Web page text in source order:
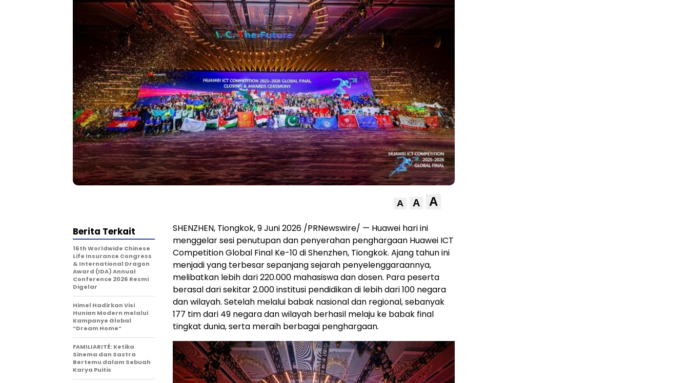
A A A
SHENZHEN, Tiongkok, 9 Juni 2026 /PRNewswire/ — Huawei hari ini
menggelar sesi penutupan dan penyerahan penghargaan Huawei ICT
Competition Global Final Ke-10 di Shenzhen, Tiongkok. Ajang tahun ini
menjadi yang terbesar sepanjang sejarah penyelenggaraannya,
melibatkan lebih dari 220.000 mahasiswa dan dosen. Para peserta
berasal dari sekitar 2.000 institusi pendidikan di lebih dari 100 negara
dan wilayah. Setelah melalui babak nasional dan regional, sebanyak
177 tim dari 49 negara dan wilayah berhasil melaju ke babak final
tingkat dunia, serta meraih berbagai penghargaan.
Berita Terkait
16th Worldwide Chinese
Life Insurance Congress
& International Dragon
Award (IDA) Annual
Conference 2026 Resmi
Digelar
Himel Hadirkan Visi
Hunian Modern melalui
Kampanye Global
“Dream Home”
FAMILIARITÉ: Ketika
Sinema dan Sastra
Bertemu dalam Sebuah
Karya Puitis